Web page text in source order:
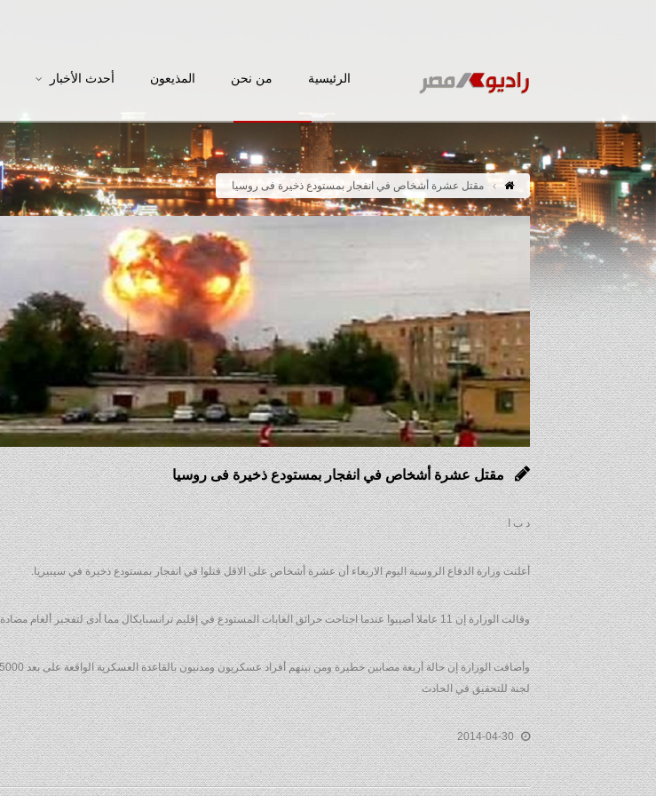
الرئيسية من نحن المذيعون أحدث الأخبار
مقتل عشرة أشخاص في انفجار بمستودع ذخيرة فى روسيا
مقتل عشرة أشخاص في انفجار بمستودع ذخيرة فى روسيا
د ب ا
أعلنت وزارة الدفاع الروسية اليوم الاربعاء أن عشرة أشخاص على الاقل قتلوا في انفجار بمستودع ذخيرة في سيبيريا.
وقالت الوزارة إن 11 عاملا أصيبوا عندما اجتاحت حرائق الغابات المستودع في إقليم ترانسبايكال مما أدى لتفجير ألغام مضادة للدبابات و ذخائر أخرى
لجنة للتحقيق في الحادث
2014-04-30